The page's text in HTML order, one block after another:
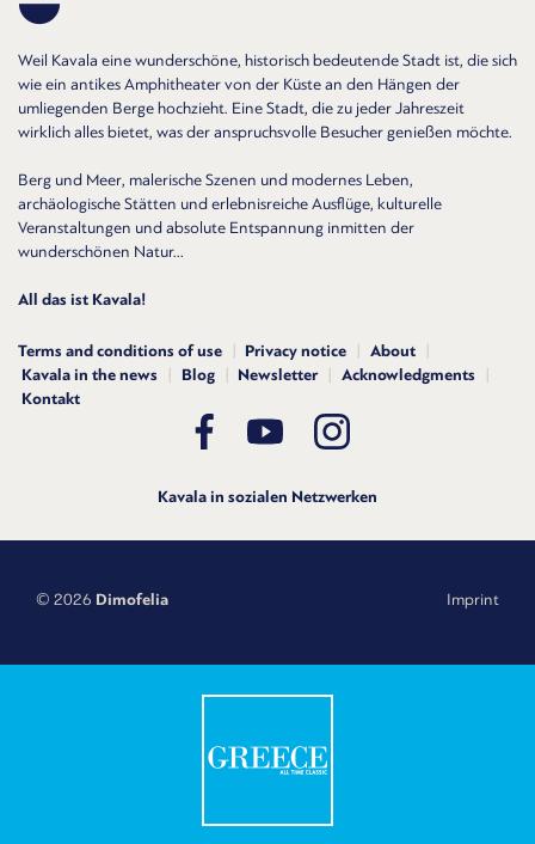
Weil Kavala eine wunderschöne, historisch bedeutende Stadt ist, die sich
wie ein antikes Amphitheater von der Küste an den Hängen der
umliegenden Berge hochzieht. Eine Stadt, die zu jeder Jahreszeit
wirklich alles bietet, was der anspruchsvolle Besucher genießen möchte.
Berg und Meer, malerische Szenen und modernes Leben,
archäologische Stätten und erlebnisreiche Ausflüge, kulturelle
Veranstaltungen und absolute Entspannung inmitten der
wunderschönen Natur...
All das ist Kavala!
Terms and conditions of use Privacy notice
About
Kavala in the news
Blog Newsletter
Acknowledgments
Kontakt
Kavala in sozialen Netzwerken
© 2026 Dimofelia Imprint